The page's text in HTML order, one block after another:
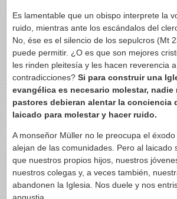
Es lamentable que un obispo interprete la
ruido, mientras ante los escándalos del
No, ése es el silencio de los sepulcros (Mt
puede permitir. ¿O es que son mejores
les rinden pleitesía y les hacen reverencia
contradicciones? Si para construir una
evangélica es necesario molestar, nadie
pastores debieran alentar la conciencia
laicado para molestar y hacer ruido.
A monseñor Müller no le preocupa el
alejan de las comunidades. Pero al laicado
que nuestros propios hijos, nuestros
nuestros colegas y, a veces también,
abandonen la Iglesia. Nos duele y nos